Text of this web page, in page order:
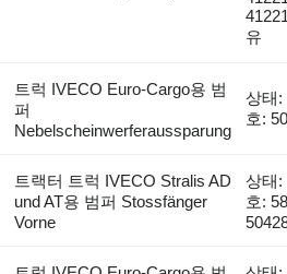
유
트럭 IVECO Euro-Cargo용 범
퍼
Nebelscheinwerferaussparung
상태:
호:
트랙터 트럭 IVECO Stralis AD
und AT용 범퍼 Stossfänger
Vorne
상태:
호: